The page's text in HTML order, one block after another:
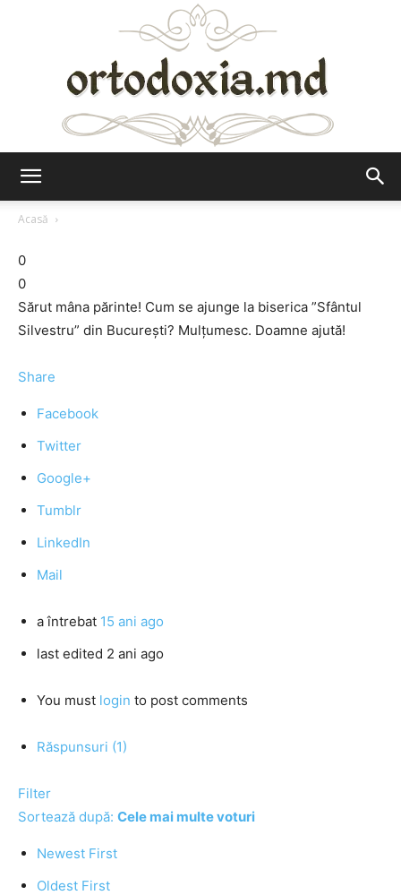
Acasă
0
0
Sărut mâna părinte! Cum se ajunge la biserica ”Sfântul
Silvestru” din București? Mulțumesc. Doamne ajută!
Share
Facebook
Twitter
Google+
Tumblr
LinkedIn
Mail
a întrebat 15 ani ago
last edited 2 ani ago
You must login to post comments
Răspunsuri (1)
Filter
Sortează după: Cele mai multe voturi
Newest First
Oldest First